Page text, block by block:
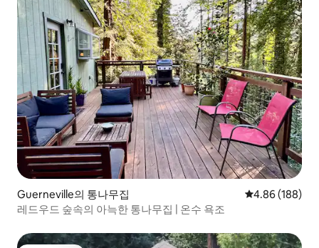
Guerneville의 통나무집 평점 4.86점(5
4.86 (188)
레드우드 숲속의 아늑한 통나무집 | 온수 욕조